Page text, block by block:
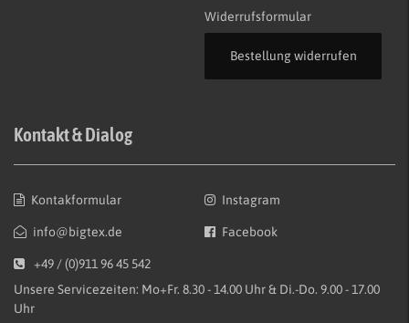
Widerrufsformular
Bestellung widerrufen
Kontakt & Dialog
Kontakformular
info@bigtex.de
Instagram
Facebook
+49 / (0)911 96 45 542
Unsere Servicezeiten: Mo+Fr. 8.30 - 14.00 Uhr & Di.-Do. 9.00 - 17.00
Uhr